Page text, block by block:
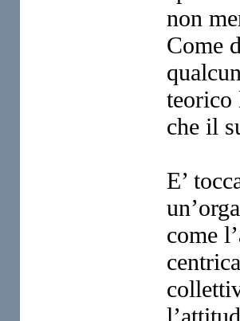
non
Come
teorico
che il
E’
come